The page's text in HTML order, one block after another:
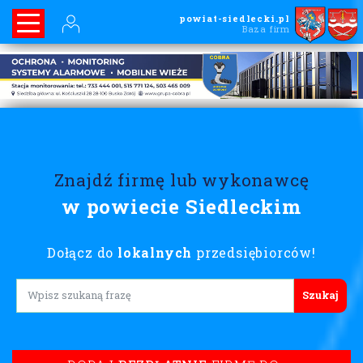
powiat-siedlecki.pl
Baza firm
Znajdź firmę lub wykonawcę
w powiecie Siedleckim
Dołącz do lokalnych przedsiębiorców!
Lorem ipsum